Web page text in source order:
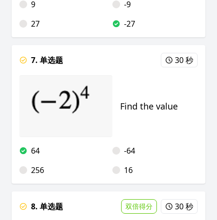
9
-9
27
-27
7. 单选题 30 秒
Find the value
64
-64
256
16
8. 单选题 双倍得分 30 秒